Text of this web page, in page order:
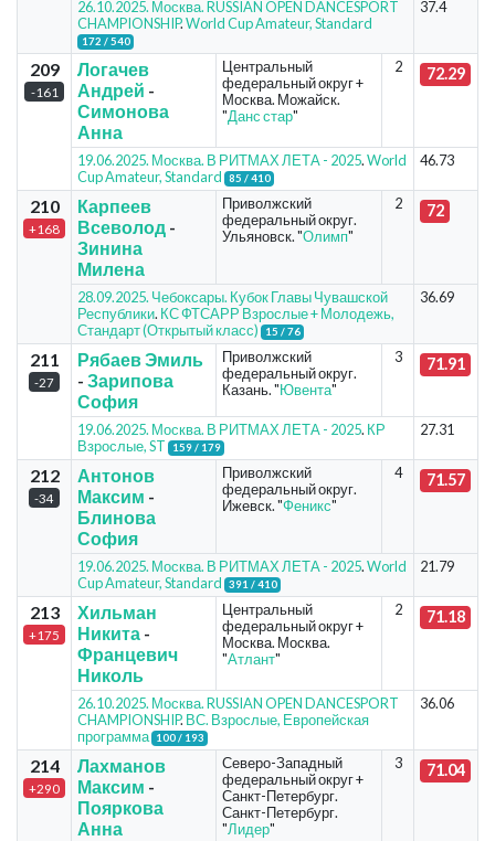
26.10.2025. Москва. RUSSIAN OPEN DANCESPORT
CHAMPIONSHIP.World Cup Amateur, Standard
172 / 540
37.4
209
-161
Логачев
Андрей -
Симонова
Анна
Центральный
федеральный округ +
Москва. Можайск.
"Данс стар"
2 72.29
19.06.2025. Москва. В РИТМАХ ЛЕТА - 2025.World
Cup Amateur, Standard
85 / 410
46.73
210
+168
Карпеев
Всеволод-
Зинина
Милена
Приволжский
федеральный округ.
Ульяновск. "Олимп"
2 72
28.09.2025. Чебоксары. Кубок Главы Чувашской
Республики. КС ФТСАРР Взрослые + Молодежь,
Стандарт (Открытый класс)
15 / 76
36.69
211
-27
Рябаев Эмиль
- Зарипова
София
Приволжский
федеральный округ.
Казань. "Ювента"
3 71.91
19.06.2025. Москва. В РИТМАХ ЛЕТА - 2025. КР
Взрослые, ST
159 / 179
27.31
212
-34
Антонов
Максим -
Блинова
София
Приволжский
федеральный округ.
Ижевск. "Феникс"
4 71.57
19.06.2025. Москва. В РИТМАХ ЛЕТА - 2025.World
Cup Amateur, Standard
391 / 410
21.79
213
+175
Хильман
Никита-
Францевич
Николь
Центральный
федеральный округ +
Москва. Москва.
"Атлант"
2 71.18
26.10.2025. Москва. RUSSIAN OPEN DANCESPORT
CHAMPIONSHIP. ВС. Взрослые, Европейская
программа
100 / 193
36.06
214
+290
Лахманов
Максим -
Пояркова
Анна
Северо-Западный
федеральный округ +
Санкт-Петербург.
Санкт-Петербург.
"Лидер"
3 71.04